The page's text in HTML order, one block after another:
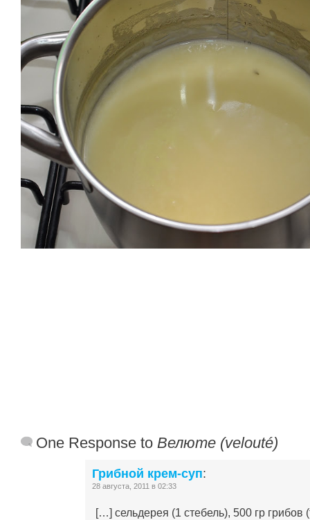
One Response to Велюте (velouté)
Грибной крем-суп:
28 августа, 2011 в 02:33
[…] сельдерея (1 стебель), 500 гр